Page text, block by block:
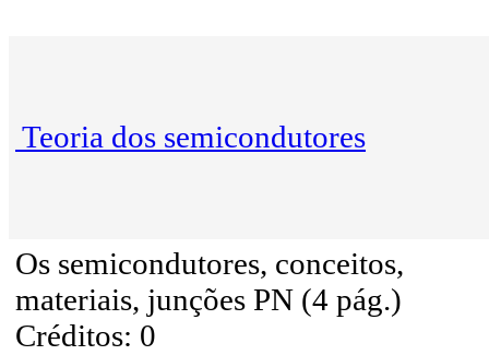
Teoria dos semicondutores
Os semicondutores, conceitos,
materiais, junções PN (4 pág.)
Créditos: 0